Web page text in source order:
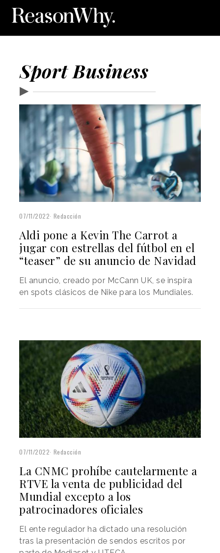
Sport Business
▶
07/11/2022 Redacción
Aldi pone a Kevin The Carrot a
jugar con estrellas del fútbol en el
“teaser” de su anuncio de Navidad
El anuncio, creado por McCann UK, se inspira
en spots clásicos de Nike para los Mundiales.
07/11/2022 Redacción
La CNMC prohíbe cautelarmente a
RTVE la venta de publicidad del
Mundial excepto a los
patrocinadores oficiales
El ente regulador ha dictado una resolución
tras la presentación de sendos escritos por